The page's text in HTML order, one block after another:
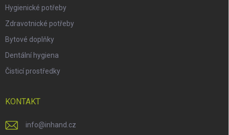
Hygienické potřeby
Zdravotnické potřeby
Bytové doplňky
Dentální hygiena
Čisticí prostředky
KONTAKT
info@inhand.cz